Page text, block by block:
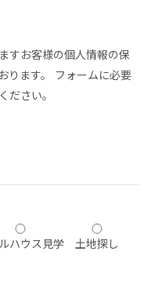
すお客様の個人情報の保
ります。
フォームに必要
ださい。
ハウス見学 土地探し